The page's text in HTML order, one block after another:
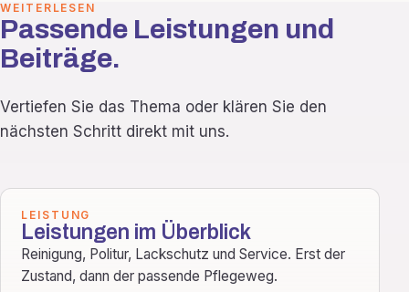
WEITERLESEN
Passende Leistungen und
Beiträge.
Vertiefen Sie das Thema oder klären Sie den
nächsten Schritt direkt mit uns.
LEISTUNG
Leistungen im Überblick
Reinigung, Politur, Lackschutz und Service. Erst der
Zustand, dann der passende Pflegeweg.